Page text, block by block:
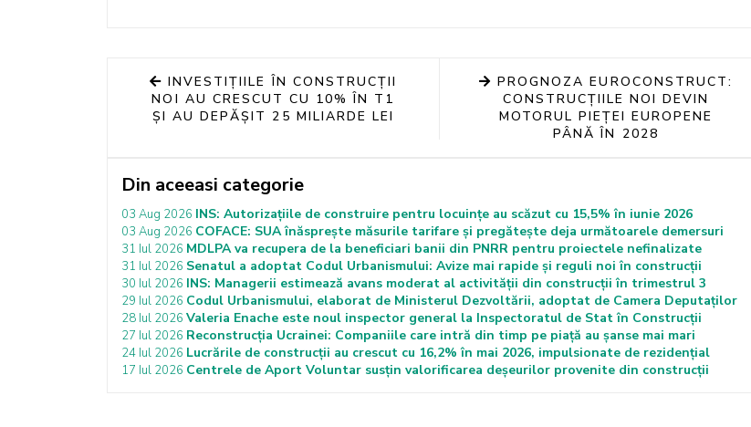
INVESTIȚIILE ÎN CONSTRUCȚII
NOI AU CRESCUT CU 10% ÎN T1
ȘI AU DEPĂȘIT 25 MILIARDE LEI
PROGNOZA EUROCONSTRUCT:
CONSTRUCȚIILE NOI DEVIN
MOTORUL PIEȚEI EUROPENE
PÂNĂ ÎN 2028
Din aceeasi categorie
03 Aug 2026 INS: Autorizațiile de construire pentru locuințe au scăzut cu 15,5% în iunie 2026
03 Aug 2026 COFACE: SUA înăsprește măsurile tarifare și pregătește deja următoarele demersuri
31 Iul 2026 MDLPA va recupera de la beneficiari banii din PNRR pentru proiectele nefinalizate
31 Iul 2026 Senatul a adoptat Codul Urbanismului: Avize mai rapide și reguli noi în construcții
30 Iul 2026 INS: Managerii estimează avans moderat al activității din construcții în trimestrul 3
29 Iul 2026 Codul Urbanismului, elaborat de Ministerul Dezvoltării, adoptat de Camera Deputaților
28 Iul 2026 Valeria Enache este noul inspector general la Inspectoratul de Stat în Construcții
27 Iul 2026 Reconstrucția Ucrainei: Companiile care intră din timp pe piață au șanse mai mari
24 Iul 2026 Lucrările de construcții au crescut cu 16,2% în mai 2026, impulsionate de rezidențial
17 Iul 2026 Centrele de Aport Voluntar susțin valorificarea deșeurilor provenite din construcții